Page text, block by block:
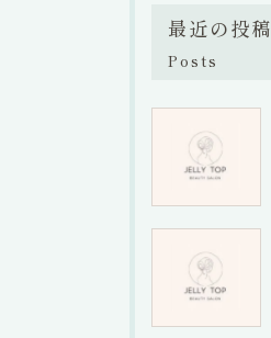
最近の投稿
Posts